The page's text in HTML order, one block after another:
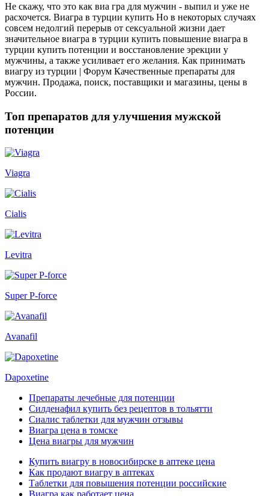
Не скажу, что это как виа гра для мужчин - выпил и уже не
расхочется. Виагра в турции купить Но в некоторых случаях
совсем недолгий перерыв от сексуальной жизни дает
значительное виагра в турции купить повышение виагра в
турции купить потенции и восстановление эрекции у
мужчины, а также усиливает его желания. Как принимать
виагру из турции | Форум Качественные препараты для
мужчин. Продажа, поиск, поставщики и магазины, цены в
России.
Топ препаратов для улучшения мужской
потенции
Viagra
Cialis
Levitra
Super P-force
Avanafil
Dapoxetine
Препараты лечебные для потенции
Силденафил купить без рецептов в тольятти
Сиалис таблетки для мужчин отзывы
Виагра цена в томске
Цена виагры для мужчин
Купить виагру в новосибирске в аптеке цена
Как продают виагру в аптеках
Таблетки для повышения потенции российские